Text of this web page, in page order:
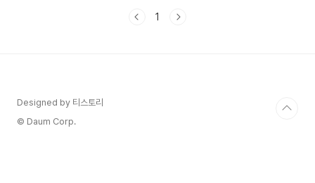
Systems), 두 번째는 디스플레이 및 관련 시장(Display and Adjacent
1
Designed by 티스토리
© Daum Corp.